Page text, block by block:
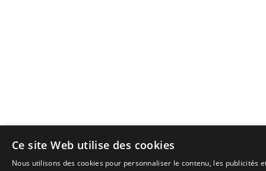
Ce site Web utilise des cookies
Nous utilisons des cookies pour personnaliser le contenu, les